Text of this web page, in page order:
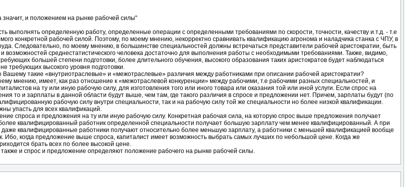
и положением на рынке рабочей силы"
выполнять определенную работу, определенные операции с определенными требованиями по скорости, точности, качеству и.т.д. - т.е
конкретной рабочей силой. Поэтому, по моему мнению, некорректно сравнивать квалификацию агронома и наладчика станка с ЧПУ, в
Следовательно, по моему мнению, в большинстве специальностей должны встречаться представители рабочей аристократии, быть
возможностей среднестатистического человека достаточно для выполнения работы с необходимыми требованиями. Также, видимо,
большей степени подготовки, более длительного обучения, высокого образования таких аристократов будет наблюдаться
требующих высокого уровня подготовки.
Вашему такие «внутриотраслевые» и «межотраслевые» различия между работниками при описании рабочей аристократии?
мнению, имеет, как раз отношение к «межотраслевой конкуренции» между рабочими, т.е рабочими разных специальностей, и
на ту или иную рабочую силу, для изготовления того или иного товара или оказания той или иной услуги. Если спрос на
то и зарплаты в данной области будут выше, чем там, где такого различия в спросе и предложении нет. Причем, зарплаты будут (по
рабочую силу внутри специальности, так и на рабочую силу той же специальности но более низкой квалификации.
упасть для всех квалификаций.
спроса и предложения на ту или иную рабочую силу. Конкретная рабочая сила, на которую спрос выше предложения получает
квалифицированный работник определенной специальности получает большую зарплату чем менее квалифицированный. А при
квалифицированные работники получают относительно более меньшую зарплату, а работники с меньшей квалификацией вообще
Ибо, когда предложение выше спроса, капиталист имеет возможность выбрать самых лучших по небольшой цене. Когда же
брать всех по более высокой цене.
также и спрос и предложение определяют положение рабочего на рынке рабочей силы.